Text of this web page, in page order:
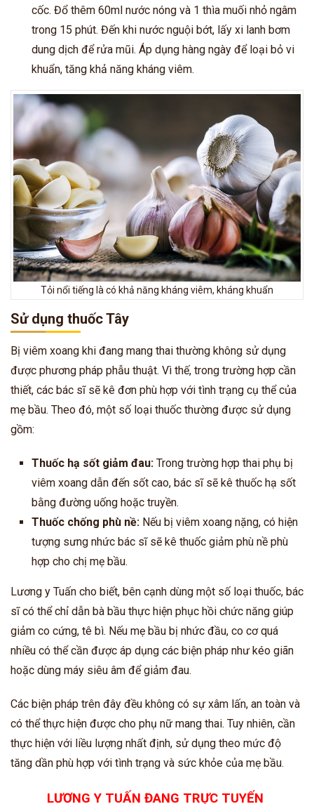
cốc. Đổ thêm 60ml nước nóng và 1 thìa muối nhỏ ngâm
trong 15 phút. Đến khi nước nguội bớt, lấy xi lanh bơm
dung dịch để rửa mũi. Áp dụng hàng ngày để loại bỏ vi
khuẩn, tăng khả năng kháng viêm.
Tỏi nổi tiếng là có khả năng kháng viêm, kháng khuẩn
Sử dụng thuốc Tây
Bị viêm xoang khi đang mang thai thường không sử dụng
được phương pháp phẫu thuật. Vì thế, trong trường hợp cần
thiết, các bác sĩ sẽ kê đơn phù hợp với tình trạng cụ thể của
mẹ bầu. Theo đó, một số loại thuốc thường được sử dụng
gồm:
Thuốc hạ sốt giảm đau: Trong trường hợp thai phụ bị
viêm xoang dẫn đến sốt cao, bác sĩ sẽ kê thuốc hạ sốt
bằng đường uống hoặc truyền.
Thuốc chống phù nề: Nếu bị viêm xoang nặng, có hiện
tượng sưng nhức bác sĩ sẽ kê thuốc giảm phù nề phù
hợp cho chị mẹ bầu.
Lương y Tuấn cho biết, bên cạnh dùng một số loại thuốc, bác
sĩ có thể chỉ dẫn bà bầu thực hiện phục hồi chức năng giúp
giảm co cứng, tê bì. Nếu mẹ bầu bị nhức đầu, co cơ quá
nhiều có thể cần được áp dụng các biện pháp như kéo giãn
hoặc dùng máy siêu âm để giảm đau.
Các biện pháp trên đây đều không có sự xâm lấn, an toàn và
có thể thực hiện được cho phụ nữ mang thai. Tuy nhiên, cần
thực hiện với liều lượng nhất định, sử dụng theo mức độ
tăng dần phù hợp với tình trạng và sức khỏe của mẹ bầu.
LƯƠNG Y TUẤN ĐANG TRỰC TUYẾN